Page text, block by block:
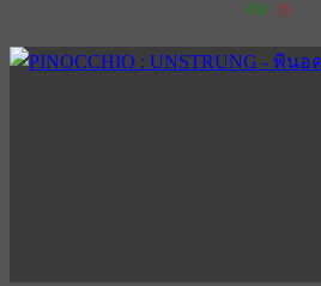
458 10